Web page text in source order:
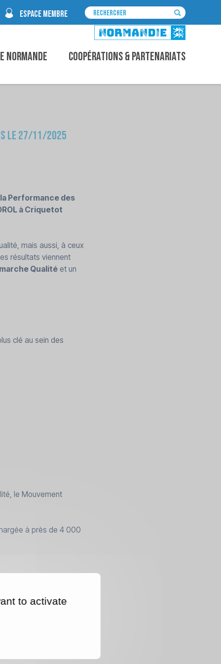
ESPACE MEMBRE
Normande Coopérations & Partenariats
le 27/11/2025
Performance des
à Criquetot
mais aussi, à ceux
résultats viennent
Qualité et un
clé au sein des
le Mouvement
à près de 4 000
to activate